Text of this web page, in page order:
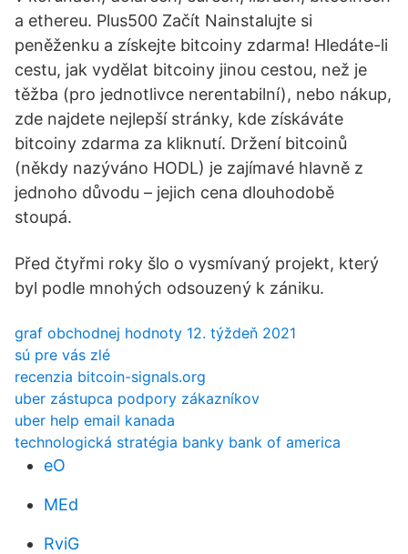
a ethereu. Plus500 Začít Nainstalujte si
peněženku a získejte bitcoiny zdarma! Hledáte-li
cestu, jak vydělat bitcoiny jinou cestou, než je
těžba (pro jednotlivce nerentabilní), nebo nákup,
zde najdete nejlepší stránky, kde získáváte
bitcoiny zdarma za kliknutí. Držení bitcoinů
(někdy nazýváno HODL) je zajímavé hlavně z
jednoho důvodu – jejich cena dlouhodobě
stoupá.
Před čtyřmi roky šlo o vysmívaný projekt, který
byl podle mnohých odsouzený k zániku.
graf obchodnej hodnoty 12. týždeň 2021
sú pre vás zlé
recenzia bitcoin-signals.org
uber zástupca podpory zákazníkov
uber help email kanada
technologická stratégia banky bank of america
eO
MEd
RviG